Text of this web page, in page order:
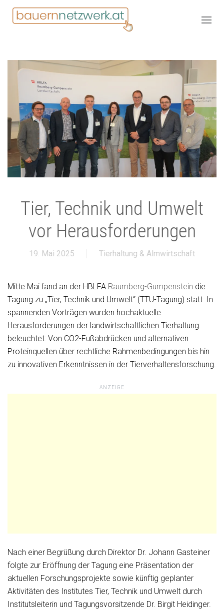
Tier, Technik und Umwelt
vor Herausforderungen
19. Mai 2025 Tierhaltung & Almwirtschaft
Mitte Mai fand an der HBLFA Raumberg-Gumpenstein die
Tagung zu „Tier, Technik und Umwelt“ (TTU-Tagung) statt. In
spannenden Vorträgen wurden hochaktuelle
Herausforderungen der landwirtschaftlichen Tierhaltung
beleuchtet: Von CO2-Fußabdrücken und alternativen
Proteinquellen über rechtliche Rahmenbedingungen bis hin
zu innovativen Erkenntnissen in der Tierverhaltensforschung.
ANZEIGE
Nach einer Begrüßung durch Direktor Dr. Johann Gasteiner
folgte zur Eröffnung der Tagung eine Präsentation der
aktuellen Forschungsprojekte sowie künftig geplanter
Aktivitäten des Institutes Tier, Technik und Umwelt durch
Institutsleiterin und Tagungsvorsitzende Dr. Birgit Heidinger.